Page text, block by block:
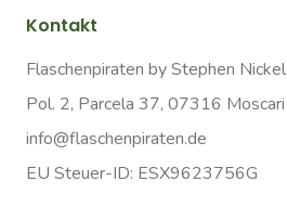
Kontakt
Flaschenpiraten by Stephen Nickel
Pol. 2, Parcela 37, 07316 Moscari
info@flaschenpiraten.de
EU Steuer-ID: ESX9623756G